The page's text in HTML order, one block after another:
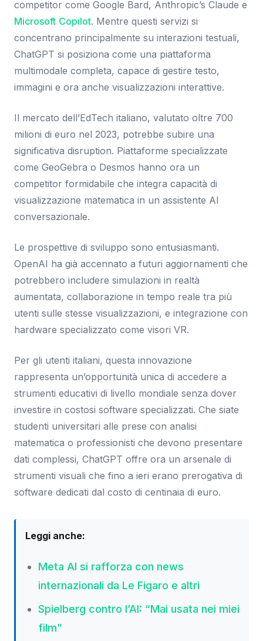
competitor come Google Bard, Anthropic’s Claude e
Microsoft Copilot. Mentre questi servizi si
concentrano principalmente su interazioni testuali,
ChatGPT si posiziona come una piattaforma
multimodale completa, capace di gestire testo,
immagini e ora anche visualizzazioni interattive.
Il mercato dell’EdTech italiano, valutato oltre 700
milioni di euro nel 2023, potrebbe subire una
significativa disruption. Piattaforme specializzate
come GeoGebra o Desmos hanno ora un
competitor formidabile che integra capacità di
visualizzazione matematica in un assistente AI
conversazionale.
Le prospettive di sviluppo sono entusiasmanti.
OpenAI ha già accennato a futuri aggiornamenti che
potrebbero includere simulazioni in realtà
aumentata, collaborazione in tempo reale tra più
utenti sulle stesse visualizzazioni, e integrazione con
hardware specializzato come visori VR.
Per gli utenti italiani, questa innovazione
rappresenta un’opportunità unica di accedere a
strumenti educativi di livello mondiale senza dover
investire in costosi software specializzati. Che siate
studenti universitari alle prese con analisi
matematica o professionisti che devono presentare
dati complessi, ChatGPT offre ora un arsenale di
strumenti visuali che fino a ieri erano prerogativa di
software dedicati dal costo di centinaia di euro.
Leggi anche:
Meta AI si rafforza con news
internazionali da Le Figaro e altri
Spielberg contro l’AI: “Mai usata nei miei
film”